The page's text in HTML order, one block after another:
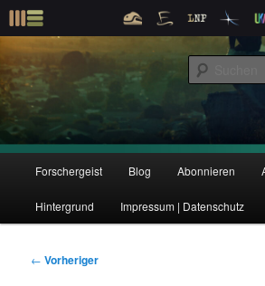
m
p
r
i
ä
Forschergeist
Der Interview-Podcast zu Bildung und
p
Z
u
Z
u
Forschergeist Blog Abonnieren
Hintergrund Impressum | Datenschutz
B
← Vorheriger